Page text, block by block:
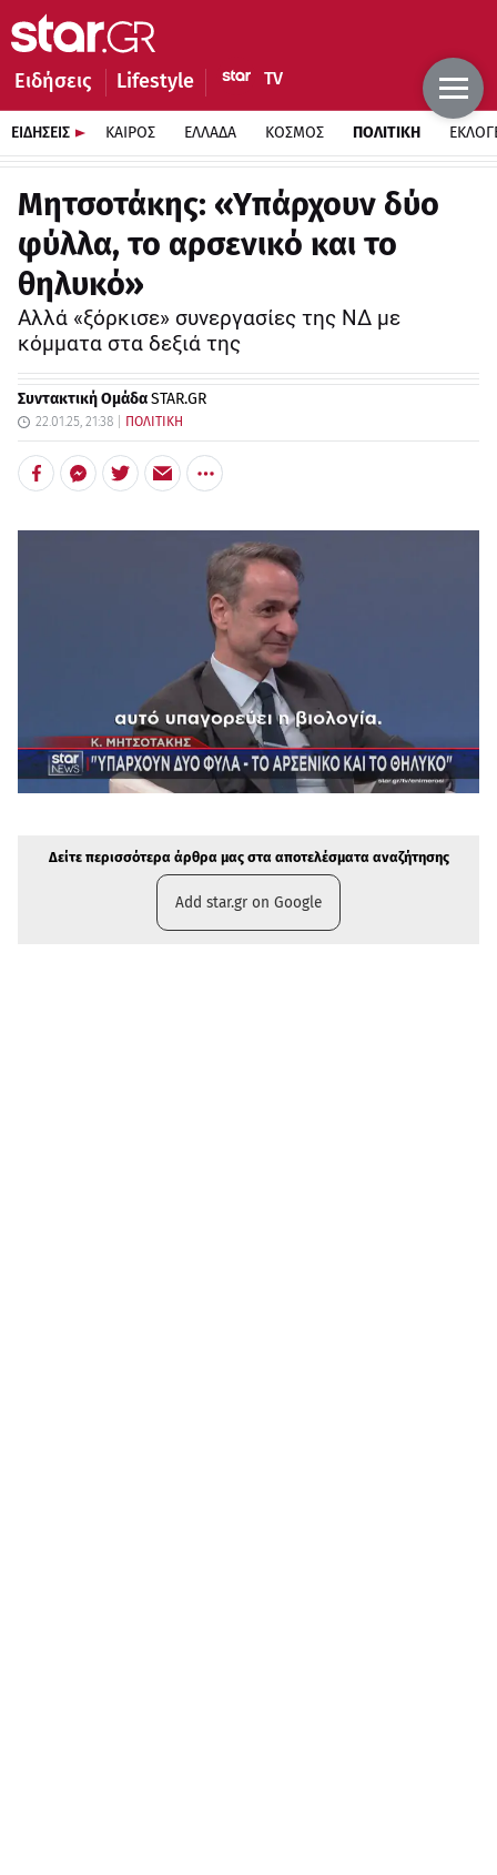
Ειδήσεις Lifestyle
ΕΙΔΗΣΕΙΣ ΚΑΙΡΟΣ ΕΛΛΑΔΑ ΚΟΣΜΟΣ ΠΟΛΙΤΙΚΗ
Μητσοτάκης: «Υπάρχουν δύο
φύλλα, το αρσενικό και το
θηλυκό»
Αλλά «ξόρκισε» συνεργασίες της ΝΔ με
κόμματα στα δεξιά της
Συντακτική ΟμάδαSTAR.GR
22.01.25, 21:38 ΠΟΛΙΤΙΚΗ
Δείτε περισσότερα άρθρα μας στα αποτελέσματα αναζήτησης
Add star.gr on Google